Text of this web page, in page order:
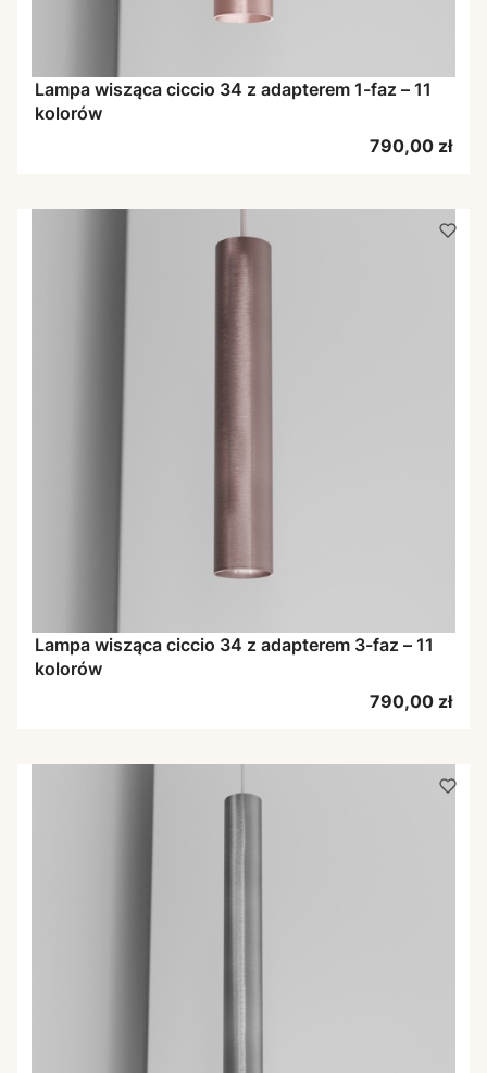
Lampa wisząca ciccio 34 z adapterem 1-faz – 11
kolorów
Cena
790,00 zł
Lampa wisząca ciccio 34 z adapterem 3-faz – 11
kolorów
Cena
790,00 zł